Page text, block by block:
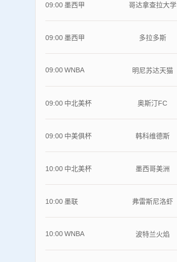
09:00 墨西甲 哥达拿查拉大学
09:00 墨西甲 多拉多斯
09:00WNBA 明尼苏达天猫
09:00 中北美杯 奥斯汀FC
09:00 中美俱杯 韩科维德斯
10:00 中北美杯 墨西哥美洲
10:00 墨联 弗雷斯尼洛虾
10:00WNBA 波特兰火焰